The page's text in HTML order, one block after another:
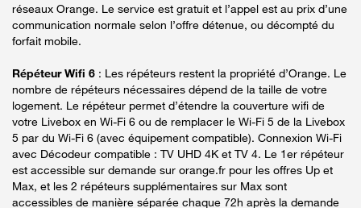
réseaux Orange. Le service est gratuit et l’appel est au prix d’une
communication normale selon l’offre détenue, ou décompté du
forfait mobile.
Répéteur Wifi 6 : Les répéteurs restent la propriété d’Orange. Le
nombre de répéteurs nécessaires dépend de la taille de votre
logement. Le répéteur permet d’étendre la couverture wifi de
votre Livebox en Wi-Fi 6 ou de remplacer le Wi-Fi 5 de la Livebox
5 par du Wi-Fi 6 (avec équipement compatible). Connexion Wi-Fi
avec Décodeur compatible : TV UHD 4K et TV 4. Le 1er répéteur
est accessible sur demande sur orange.fr pour les offres Up et
Max, et les 2 répéteurs supplémentaires sur Max sont
accessibles de manière séparée chaque 72h après la demande